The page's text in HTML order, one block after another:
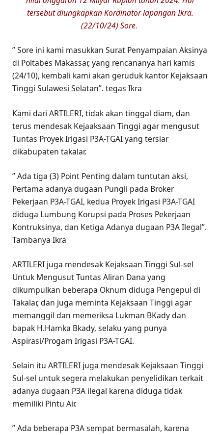
tersebut diungkapkan Kordinator lapangan Ikra.
(22/10/24) Sore.
” Sore ini kami masukkan Surat Penyampaian Aksinya
di Poltabes Makassar, yang rencananya hari kamis
(24/10), kembali kami akan geruduk kantor Kejaksaan
Tinggi Sulawesi Selatan”. tegas Ikra
Kami dari ARTILERI, tidak akan tinggal diam, dan
terus mendesak Kejaaksaan Tinggi agar mengusut
Tuntas Proyek Irigasi P3A-TGAI yang tersiar
dikabupaten takalar.
” Ada tiga (3) Point Penting dalam tuntutan aksi,
Pertama adanya dugaan Pungli pada Broker
Pekerjaan P3A-TGAI, kedua Proyek Irigasi P3A-TGAI
diduga Lumbung Korupsi pada Proses Pekerjaan
Kontruksinya, dan Ketiga Adanya dugaan P3A Ilegal”.
Tambanya Ikra
ARTILERI juga mendesak Kejaksaan Tinggi Sul-sel
Untuk Mengusut Tuntas Aliran Dana yang
dikumpulkan beberapa Oknum diduga Pengepul di
Takalar, dan juga meminta Kejaksaan Tinggi agar
memanggil dan memeriksa Lukman BKady dan
bapak H.Hamka Bkady, selaku yang punya
Aspirasi/Progam Irigasi P3A-TGAI.
Selain itu ARTILERI juga mendesak Kejaksaan Tinggi
Sul-sel untuk segera melakukan penyelidikan terkait
adanya dugaan P3A ilegal karena diduga tidak
memiliki Pintu Air.
” Ada beberapa P3A sempat bermasalah, karena